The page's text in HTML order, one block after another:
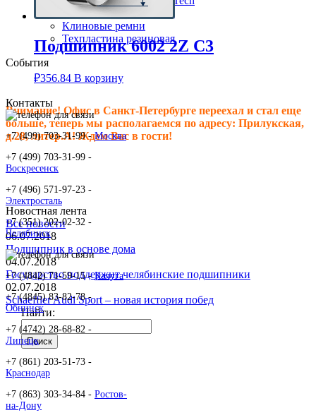
Сальники подшипника
Клиновые ремни
Техпластина резиновая
События
Внимание! Офис в Санкт-Петербурге переехал и стал еще
больше, теперь мы располагаемся по адресу: Прилукская,
д.28, литер.А! Ждем Вас в гости!
Новостная лента
Все новости
06.07.2018
Подшипник в основе дома
04.07.2018
Государство поддержит челябинские подшипники
02.07.2018
Schaeffler Audi Sport – новая история побед
Найти:
Подшипник 6002 2Z C3
₽356.84 В корзину
Контакты
+7 (499) 703-31-99 -Москва
+7 (499) 703-31-99 -
Воскресенск
+7 (496) 571-97-23 -
Электросталь
+7 (351) 202-02-32 -
Челябинск
+7 (4842) 71-59-15 -Калуга
+7 (4845) 83-82-78 -
Обнинск
+7 (4742) 28-68-82 -
Липецк
+7 (861) 203-51-73 -
Краснодар
+7 (863) 303-34-84 - Ростов-
на-Дону